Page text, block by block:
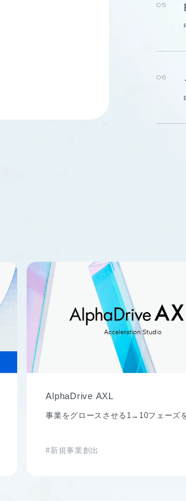
05
06
AlphaDrive AXL
事業をグロースさせる1→10フェーズ
#新規事業創出